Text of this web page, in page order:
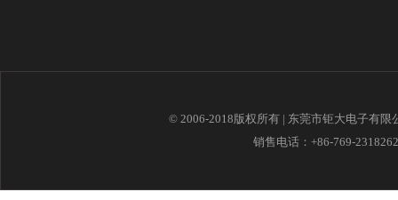
© 2006-2018版权所有 | 东莞市钜大电子有
销售电话：+86-769-